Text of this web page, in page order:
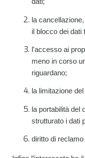
la
il blocco dei dati
l'accesso ai
meno in corso
riguardano;
la limitazione
la portabilità del
strutturato i dati
diritto di